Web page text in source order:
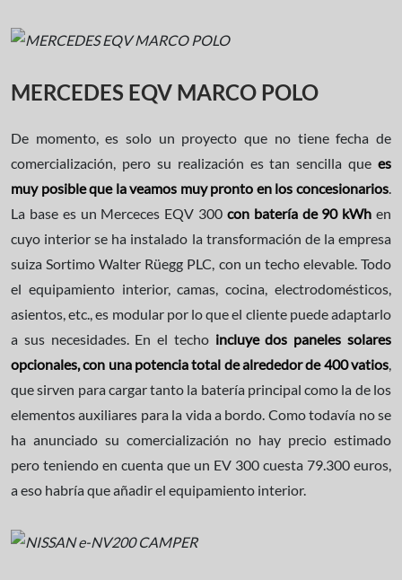
MERCEDES EQV MARCO POLO
De momento, es solo un proyecto que no tiene fecha de
comercialización, pero su realización es tan sencilla que es
muy posible que la veamos muy pronto en los concesionarios.
La base es un Merceces EQV 300 con batería de 90 kWh en
cuyo interior se ha instalado la transformación de la empresa
suiza Sortimo Walter Rüegg PLC, con un techo elevable. Todo
el equipamiento interior, camas, cocina, electrodomésticos,
asientos, etc., es modular por lo que el cliente puede adaptarlo
a sus necesidades. En el techo incluye dos paneles solares
opcionales, con una potencia total de alrededor de 400 vatios,
que sirven para cargar tanto la batería principal como la de los
elementos auxiliares para la vida a bordo. Como todavía no se
ha anunciado su comercialización no hay precio estimado
pero teniendo en cuenta que un EV 300 cuesta 79.300 euros,
a eso habría que añadir el equipamiento interior.